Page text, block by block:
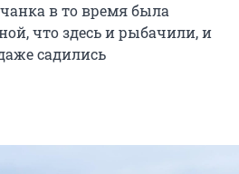
в то время была
что здесь и рыбачили, и
садились